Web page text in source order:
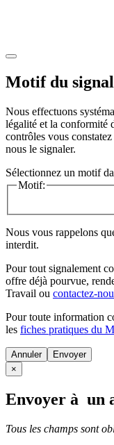
Motif du
Nous effectuons
légalité et la conformité
contrôles vous
nous le signaler.
Sélectionnez un motif
Motif:
Nous vous rappelons
interdit.
Pour tout signalement
offre déjà pourvue,
Travail ou contactez-
Pour toute information
les fiches pratiques du
Annuler
×
Envoyer à un
Tous les champs sont